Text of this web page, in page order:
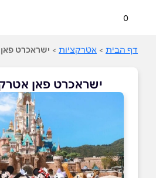
0
דף הבית > אטרקציות > ישראכרט
ישראכרט פאן